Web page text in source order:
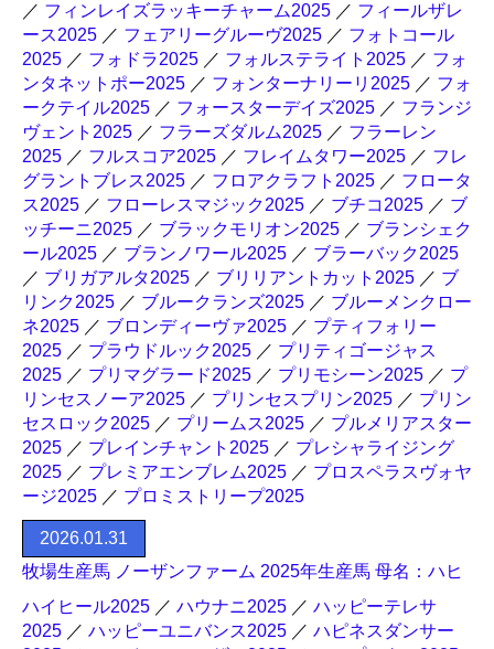
／ フィンレイズラッキーチャーム2025 ／ フィールザレ
ース2025 ／ フェアリーグルーヴ2025 ／ フォトコール
2025 ／ フォドラ2025 ／ フォルステライト2025 ／ フォ
ンタネットポー2025 ／ フォンターナリーリ2025 ／ フォ
ークテイル2025 ／ フォースターデイズ2025 ／ フランジ
ヴェント2025 ／ フラーズダルム2025 ／ フラーレン
2025 ／ フルスコア2025 ／ フレイムタワー2025 ／ フレ
グラントブレス2025 ／ フロアクラフト2025 ／ フロータ
ス2025 ／ フローレスマジック2025 ／ ブチコ2025 ／ ブ
ッチーニ2025 ／ ブラックモリオン2025 ／ ブランシェク
ール2025 ／ ブランノワール2025 ／ ブラーバック2025
／ ブリガアルタ2025 ／ ブリリアントカット2025 ／ ブ
リンク2025 ／ ブルークランズ2025 ／ ブルーメンクロー
ネ2025 ／ ブロンディーヴァ2025 ／ プティフォリー
2025 ／ プラウドルック2025 ／ プリティゴージャス
2025 ／ プリマグラード2025 ／ プリモシーン2025 ／ プ
リンセスノーア2025 ／ プリンセスプリン2025 ／ プリン
セスロック2025 ／ プリームス2025 ／ プルメリアスター
2025 ／ プレインチャント2025 ／ プレシャライジング
2025 ／ プレミアエンブレム2025 ／ プロスペラスヴォヤ
ージ2025 ／ プロミストリープ2025
2026.01.31
牧場生産馬 ノーザンファーム 2025年生産馬 母名：ハヒ
ハイヒール2025 ／ ハウナニ2025 ／ ハッピーテレサ
2025 ／ ハッピーユニバンス2025 ／ ハピネスダンサー